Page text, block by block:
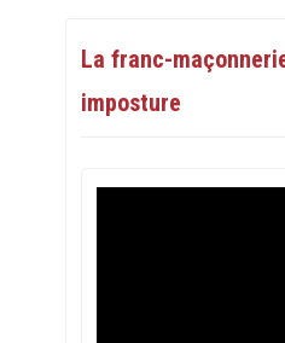
La franc-
imposture